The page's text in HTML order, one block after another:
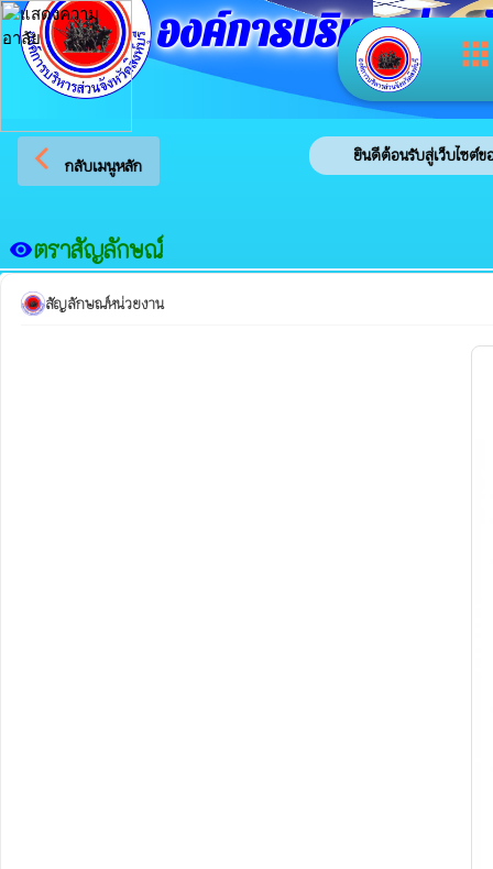
apps
องค์การบริหารส่วน
arrow_back_ios กลับเมนูหลัก
ยินดีต้อนรับสู่เว็บไซต์ข
visibilityตราสัญลักษณ์
สัญลักษณ์หน่วยงาน